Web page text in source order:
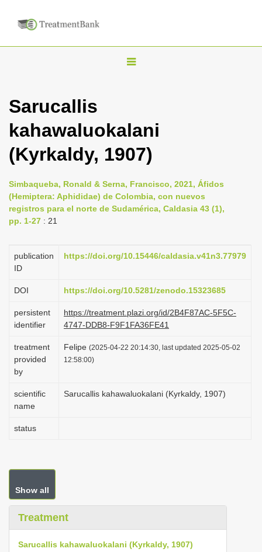
T
l
n
v
i
t
o
Sarucallis
kahawaluokalani
(Kyrkaldy, 1907)
Simbaqueba, Ronald & Serna, Francisco, 2021, Áfidos
(Hemiptera: Aphididae) de Colombia, con nuevos
registros para el norte de Sudamérica, Caldasia 43 (1),
pp. 1-27 : 21
publication
ID
https://doi.org/10.15446/caldasia.v41n3.77979
DOI https://doi.org/10.5281/zenodo.15323685
persistent
identifier
https://treatment.plazi.org/id/2B4F87AC-5F5C-
4747-DDB8-F9F1FA36FE41
treatment
provided
by
Felipe (2025-04-22 20:14:30, last updated 2025-05-02
12:58:00)
scientific
name
Sarucallis kahawaluokalani (Kyrkaldy, 1907)
status
Show all
Treatment
Sarucallis kahawaluokalani (Kyrkaldy, 1907)